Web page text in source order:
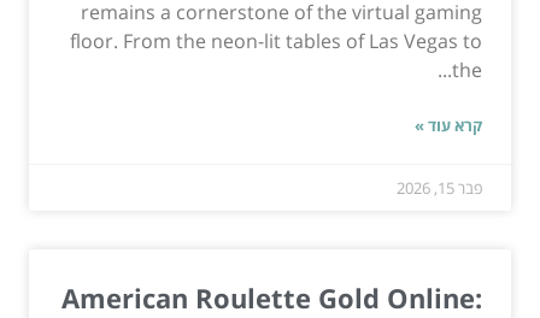
remains a cornerstone of the virtual gaming
floor. From the neon-lit tables of Las Vegas to
the...
קרא עוד »
פבר 15, 2026
American Roulette Gold Online: